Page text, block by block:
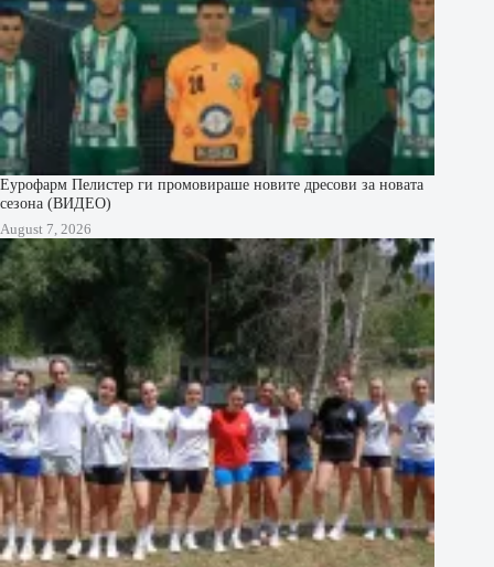
Еурофарм Пелистер ги промовираше новите дресови за новата
сезона (ВИДЕО)
August 7, 2026